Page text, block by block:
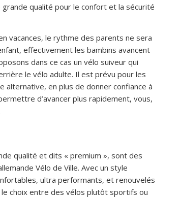
qualité pour le confort et la sécurité
vacances, le rythme des parents ne sera
effectivement les bambins avancent
dans ce cas un vélo suiveur qui
le vélo adulte. Il est prévu pour les
alternative, en plus de donner confiance à
d’avancer plus rapidement, vous,
qualité et dits « premium », sont des
Vélo de Ville. Avec un style
ultra performants, et renouvelés
choix entre des vélos plutôt sportifs ou